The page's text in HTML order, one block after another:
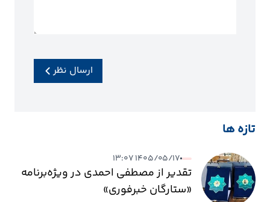
ارسال نظر
تازه ها
۱۴۰۵/۰۵/۱۷ ۱۳:۰۷
تقدیر از مصطفی احمدی در ویژه‌برنامه
«ستارگان خبرفوری»